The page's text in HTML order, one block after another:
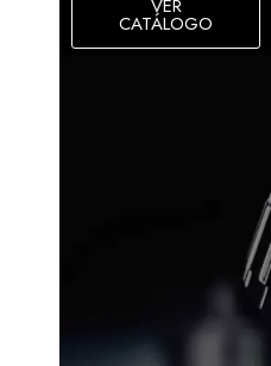
VER
CATÁLOGO